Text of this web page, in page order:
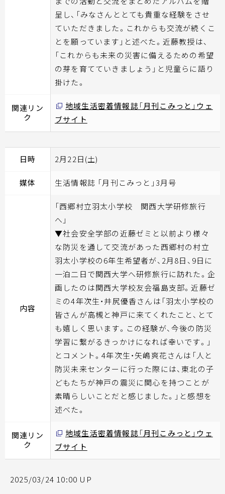
呈し、「みなさんととても貴重な経験をさせ
ていただきました。これからも交流が続くこ
とを願っています」と述べた。近藤教授は、
「これからも未来の災害に備えるための希望
の芽を育てていきましょう」と児童らに語り
掛けた。
関連リン
ク
地域生活密着情報誌「月刊こみっと」ウェ
ブサイト
日時 2月22日(土)
媒体 生活情報誌 「月刊こみっと」3月号
内容
「西郷村立羽太小学校 関西大学研修旅行
へ」
▼社会安全学部の近藤ゼミと以前より様々
な防災を通して交流があった西郷村の村立
羽太小学校の6年生希望者が、2月8日、9日に
一泊二日で関西大学へ研修旅行に訪れた。企
画したのは関西大学校友会福島支部。近藤ゼ
ミの4年次生・井尻優香さんは「羽太小学校の
皆さんが高槻と神戸に来てくれたこと、とて
も嬉しく思います。この経験が、今後の防災
学習に繋がるきっかけになれば幸いです。」
とコメント。4年次生・矢嶋爽花さんは「人と
防災未来センターに行った際には、東北の子
どもたちが神戸の震災に関心を持つことが
素晴らしいことだと感じました。」と感想を
述べた。
関連リン
ク
地域生活密着情報誌「月刊こみっと」ウェ
ブサイト
2025/03/24 10:00 UP